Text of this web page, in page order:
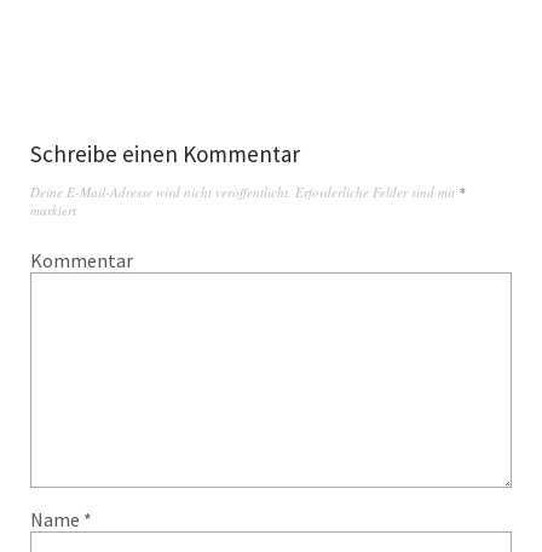
Schreibe einen Kommentar
Deine E-Mail-Adresse wird nicht veröffentlicht. Erforderliche Felder sind mit *
markiert
Kommentar
Name *